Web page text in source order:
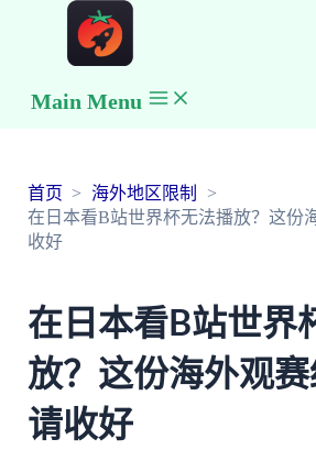
Main Menu
首页
海外地区限制
在日本看B站世界杯无法播放？这份
收好
在日本看B站世界
放？这份海外观
请收好